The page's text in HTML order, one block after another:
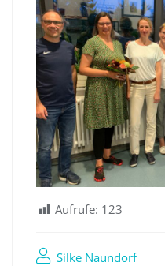
Aufrufe: 123
Silke Naundorf